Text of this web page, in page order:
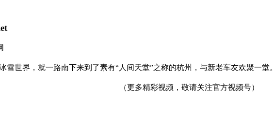
雪世界，就一路南下来到了素有“人间天堂”之称的杭州，与新老车友欢聚一堂。
（更多精彩视频，敬请关注官方视频号）